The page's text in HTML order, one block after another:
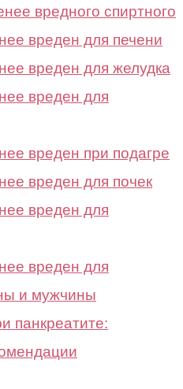
вредного спиртного
вреден для печени
вреден для желудка
вреден для
вреден при подагре
вреден для почек
вреден для
вреден для
и мужчины
панкреатите: